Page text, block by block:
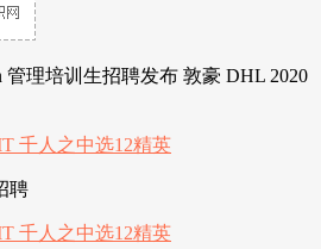
管理培训生招聘发布 敦豪 DHL 2020
聘